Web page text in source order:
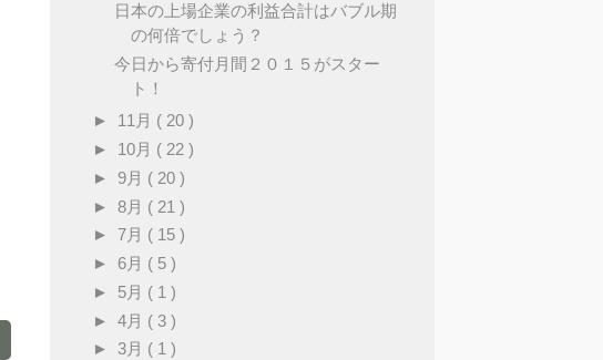
日本の上場企業の利益合計はバブル期
の何倍でしょう？
今日から寄付月間２０１５がスター
ト！
► 11月 ( 20 )
► 10月 ( 22 )
► 9月 ( 20 )
►8月 ( 21 )
►7月 ( 15 )
► 6月 ( 5 )
► 5月 ( 1 )
►4月 ( 3 )
►3月 ( 1 )